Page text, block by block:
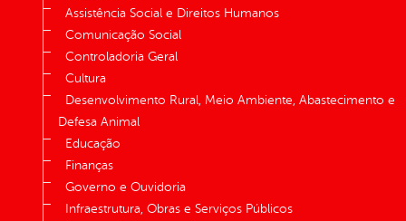
Assistência Social e Direitos Humanos
Comunicação Social
Controladoria Geral
Cultura
Desenvolvimento Rural, Meio Ambiente, Abastecimento e
Defesa Animal
Educação
Finanças
Governo e Ouvidoria
Infraestrutura, Obras e Serviços Públicos